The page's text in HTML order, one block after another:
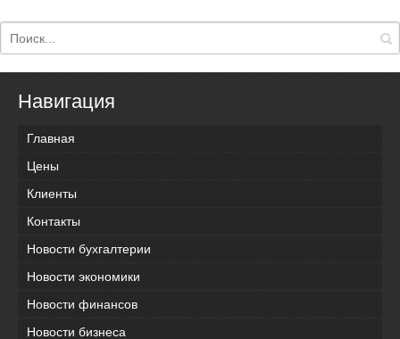
Навигация
Главная
Цены
Клиенты
Контакты
Новости бухгалтерии
Новости экономики
Новости финансов
Новости бизнеса